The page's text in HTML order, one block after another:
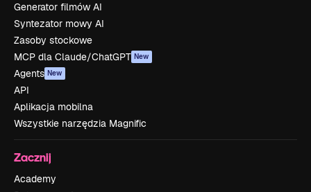
Generator filmów AI
Syntezator mowy AI
Zasoby stockowe
MCP dla Claude/ChatGPT New
Agents New
API
Aplikacja mobilna
Wszystkie narzędzia Magnific
Zacznij
Academy